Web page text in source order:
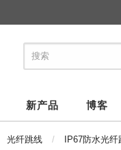
新产品 博客
光纤跳线 IP67防水光